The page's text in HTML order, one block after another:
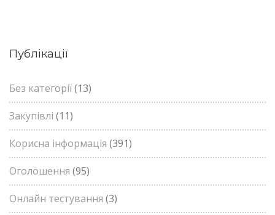
Публікації
Без категорії(13)
Закупівлі (11)
Корисна інформація (391)
Оголошення (95)
Онлайн тестування (3)